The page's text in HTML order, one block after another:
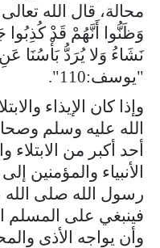
محالة، قال الله
وَظَنُّوا أَنَّهُمْ قَدْ
نَشَاءُ وَلا يُرَدُّ بَأْسُنَا
"يوسف:110".
وإذا كان الإيذاء
الله عليه وسلم
أحد أكبر من
الأنبياء والمؤمنين
رسول الله صلى الله
فينبغي على المسلم
وأن يواجه الأذى